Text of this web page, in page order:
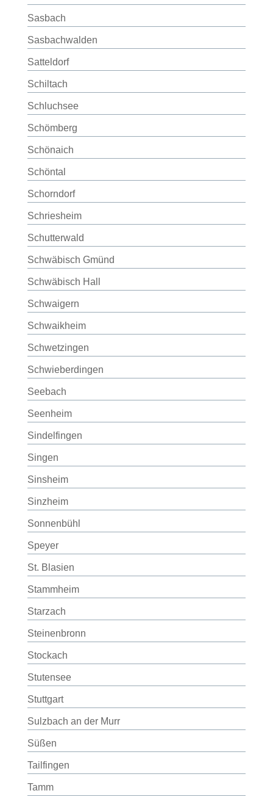
Sasbach
Sasbachwalden
Satteldorf
Schiltach
Schluchsee
Schömberg
Schönaich
Schöntal
Schorndorf
Schriesheim
Schutterwald
Schwäbisch Gmünd
Schwäbisch Hall
Schwaigern
Schwaikheim
Schwetzingen
Schwieberdingen
Seebach
Seenheim
Sindelfingen
Singen
Sinsheim
Sinzheim
Sonnenbühl
Speyer
St. Blasien
Stammheim
Starzach
Steinenbronn
Stockach
Stutensee
Stuttgart
Sulzbach an der Murr
Süßen
Tailfingen
Tamm